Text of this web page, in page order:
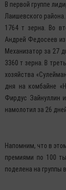
В первой группе
Лаишевского
1764 т зерна. Во
Андрей Федосеев
Механизатор за 27
3360 т зерна. В
хозяйства
дня на комбайне
Фирдус Зайнуллин
намолотил за 26
Напомним, что в
премиями по 100
поделена на группы